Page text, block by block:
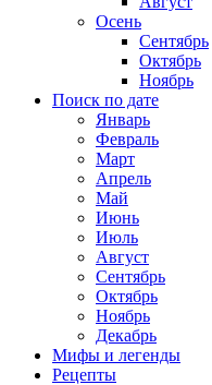
Осень
Сентябрь
Октябрь
Ноябрь
Поиск по дате
Январь
Февраль
Март
Апрель
Май
Июнь
Июль
Август
Сентябрь
Октябрь
Ноябрь
Декабрь
Мифы и легенды
Рецепты